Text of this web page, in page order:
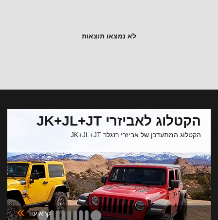
לא נמצאו תוצאות
הקטלוג לאביזרי JK+JL+JT
הקטלוג המתעדכן של אביזרי רנגלר JK+JL+JT
קרא עוד »